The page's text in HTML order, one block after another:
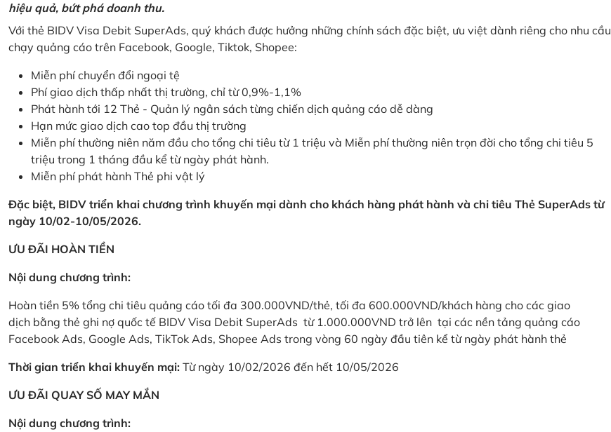
hiệu quả, bứt phá doanh thu.
Với thẻ BIDV Visa Debit SuperAds, quý khách được hưởng những chính sách đặc biệt, ưu việt dành riêng cho nhu cầu
chạy quảng cáo trên Facebook, Google, Tiktok, Shopee:
Miễn phí chuyển đổi ngoại tệ
Phí giao dịch thấp nhất thị trường, chỉ từ 0,9%-1,1%
Phát hành tới 12 Thẻ - Quản lý ngân sách từng chiến dịch quảng cáo dễ dàng
Hạn mức giao dịch cao top đầu thị trường
Miễn phí thường niên năm đầu cho tổng chi tiêu từ 1 triệu và Miễn phí thường niên trọn đời cho tổng chi tiêu 5
triệu trong 1 tháng đầu kể từ ngày phát hành.
Miễn phí phát hành Thẻ phi vật lý
Đặc biệt, BIDV triển khai chương trình khuyến mại dành cho khách hàng phát hành và chi tiêu Thẻ SuperAds từ
ngày 10/02-10/05/2026.
ƯU ĐÃI HOÀN TIỀN
Nội dung chương trình:
Hoàn tiền 5% tổng chi tiêu quảng cáo tối đa 300.000VND/thẻ, tối đa 600.000VND/khách hàng cho các giao
dịch bằng thẻ ghi nợ quốc tế BIDV Visa Debit SuperAds từ 1.000.000VND trở lên tại các nền tảng quảng cáo
Facebook Ads, Google Ads, TikTok Ads, Shopee Ads trong vòng 60 ngày đầu tiên kể từ ngày phát hành thẻ
Thời gian triển khai khuyến mại: Từ ngày 10/02/2026 đến hết 10/05/2026
ƯU ĐÃI QUAY SỐ MAY MẮN
Nội dung chương trình: